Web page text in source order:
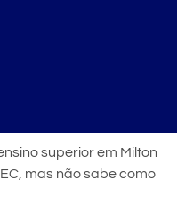
superior em Milton
mas não sabe como